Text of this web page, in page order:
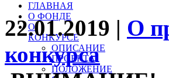
ГЛАВНАЯ
О ФОНДЕ
О
КОНКУРСЕ
ОПИСАНИЕ
ПРОЕКТА
ПОЛОЖЕНИЕ
22.01.2019 | О
конкурса